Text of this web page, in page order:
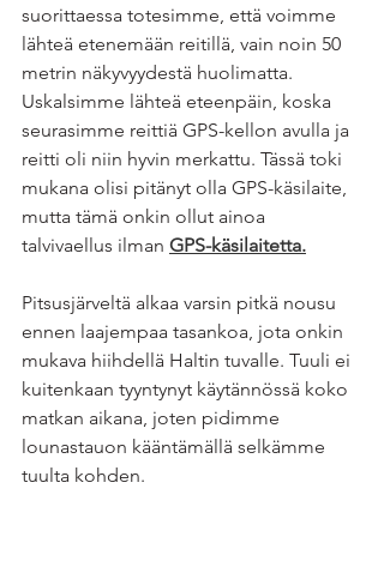
suorittaessa totesimme, että voimme
lähteä etenemään reitillä, vain noin 50
metrin näkyvyydestä huolimatta.
Uskalsimme lähteä eteenpäin, koska
seurasimme reittiä GPS-kellon avulla ja
reitti oli niin hyvin merkattu. Tässä toki
mukana olisi pitänyt olla GPS-käsilaite,
mutta tämä onkin ollut ainoa
talvivaellus ilman GPS-käsilaitetta.
Pitsusjärveltä alkaa varsin pitkä nousu
ennen laajempaa tasankoa, jota onkin
mukava hiihdellä Haltin tuvalle. Tuuli ei
kuitenkaan tyyntynyt käytännössä koko
matkan aikana, joten pidimme
lounastauon kääntämällä selkämme
tuulta kohden.